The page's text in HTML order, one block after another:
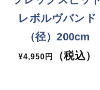
レボルヴバンド
（径）200cm
通
¥4,950円 （税込）